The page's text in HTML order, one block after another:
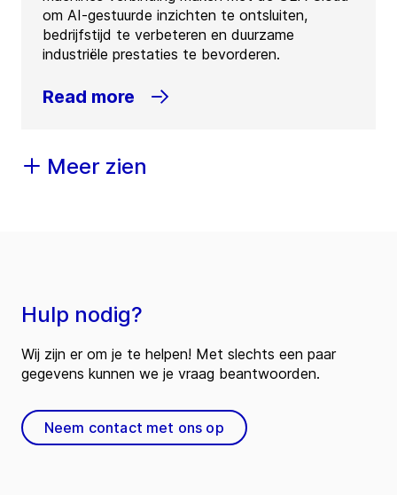
om AI-gestuurde inzichten te ontsluiten,
bedrijfstijd te verbeteren en duurzame
industriële prestaties te bevorderen.
Read more
Meer zien
Hulp nodig?
Wij zijn er om je te helpen! Met slechts een paar
gegevens kunnen we je vraag beantwoorden.
Neem contact met ons op